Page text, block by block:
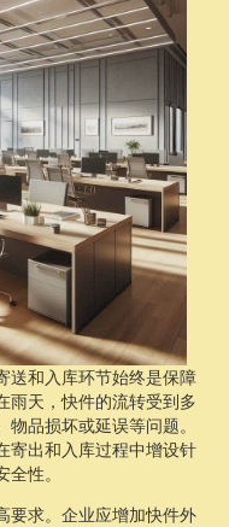
送和入库环节始终是保障
雨天，快件的流转受到多
品损坏或延误等问题。
寄出和入库过程中增设针
性。
要求。企业应增加快件外